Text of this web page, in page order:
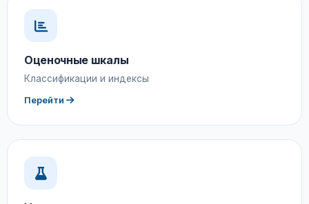
Оценочные шкалы
Классификации и индексы
Перейти